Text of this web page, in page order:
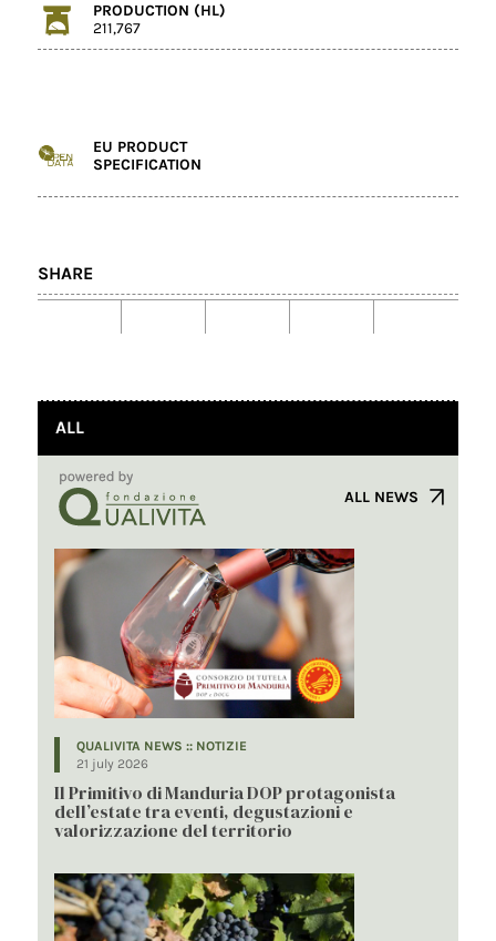
PRODUCTION (HL)
211,767
EU PRODUCT
SPECIFICATION
SHARE
ALL
ALL NEWS
QUALIVITA NEWS :: NOTIZIE
21 july 2026
Il Primitivo di Manduria DOP protagonista
dell’estate tra eventi, degustazioni e
valorizzazione del territorio